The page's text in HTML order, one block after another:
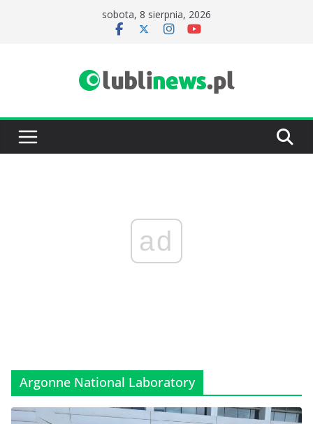
sobota, 8 sierpnia, 2026
ad
Argonne National Laboratory